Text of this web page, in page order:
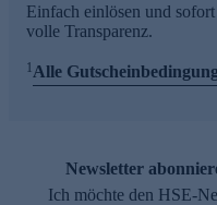
Einfach einlösen und
volle Transparenz.
1Alle
Newsletter
Ich möchte den HSE-